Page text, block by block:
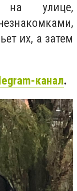
на улице,
их, а затем
канал.